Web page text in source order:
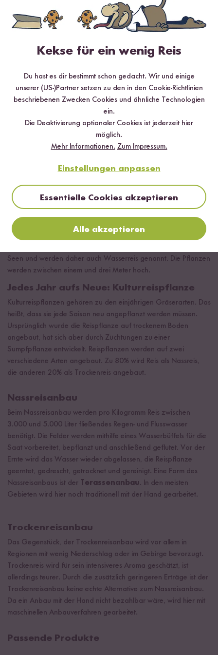
Reisanbau
Ausnahme vorweg: Wildreis
um den
. Genau genommen hat der
Wildreis nämlich nur die Form und Zubereitungsart mit Reis
Seen und werden daher auch Wasserreis genannt. Die Pflanzen
werden zwischen einem und drei Meter hoch.
Jedes Jahr aufs Neue: Kulturreispflanze
Kulturreispflanzen gehören zu den einjährigen Gräserarten. Das
heißt, dass sie jede Saison neu angepflanzt werden müssen.
Ursprünglich wurde die Reispflanze auf trockenem Boden
angebaut, hat sich aber durch Züchtungen zu einer
Sumpfpflanze entwickelt. Reispflanzen werden auf zwei
verschiedene Arten angebaut. Zu 80% wird Reis als Nassreis,
die anderen 20% als Trockenreis angebaut.
Nassreisanbau
Beim Nassreisanbau werden pro Kilogramm Reis zwischen
3.000 und 5.000 Liter fließendes Regen- und Flusswasser
benötigt. Die Felder werden mithilfe eines Wasserbüffels für die
Saat vorbereitet, bepflanzt und anschließend geflutet. Vor der
Ernte wird das Wasser wieder abgelassen, die Reispflanze
geerntet, gedrescht, getrocknet und gereinigt. Eine Form des
Nassreisanbaus ist der
Terassenanbau. In den meisten
Gebieten wird hier noch traditionell mit der Hand gearbeitet.
Trockenreisanbau
Das Gegenstück, der Trockenreisanbau wird vor allem in
Regionen mit wenig Niederschlag oder im Gebirge bevorzugt.
Trockenreis wird für sein intensiveres Aroma geschätzt, ist
allerdings teurer. Durch die zusätzlich geringeren Erträge ist der
Trockenreisanbau keine echte Alternative zum Nassreisanbau.
Da ein Anbau mit der Hand nicht bezahlbar wäre, wird hier mit
maschinellen Anbauverfahren gearbeitet.
Passende Produkte
Kekse für ein wenig Reis
Du hast es dir bestimmt schon gedacht. Wir und einige
unserer (US-)Partner setzen zu den in den Cookie-Richtlinien
beschriebenen Zwecken Cookies und ähnliche Technologien
ein.
Die Deaktivierung optionaler Cookies ist jederzeit hier
möglich.
Mehr Informationen. Zum Impressum.
Einstellungen anpassen
Essentielle Cookies akzeptieren
Alle akzeptieren